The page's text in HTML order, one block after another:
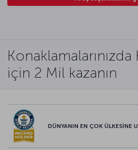
Konaklamalarınızda
için 2 Mil kazanın
DÜNYANIN EN ÇOK ÜLKESİNE